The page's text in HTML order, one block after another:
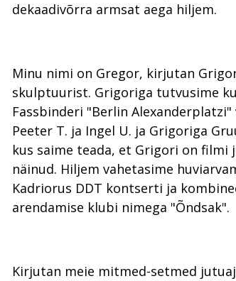
dekaadivõrra armsat aega hiljem.
Minu nimi on Gregor, kirjutan
skulptuurist. Grigoriga tutvusime
Fassbinderi "Berlin
Peeter T. ja Ingel U. ja Grigoriga
kus saime teada, et Grigori on filmi
näinud. Hiljem vahetasime
Kadriorus DDT kontserti ja
arendamise klubi nimega "Õndsak".
Kirjutan meie mitmed-setmed